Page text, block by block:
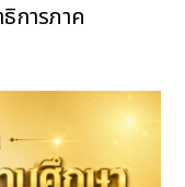
การภาค